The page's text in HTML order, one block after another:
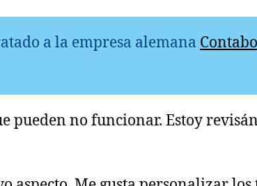
a la empresa alemana Contabo
pueden no funcionar. Estoy